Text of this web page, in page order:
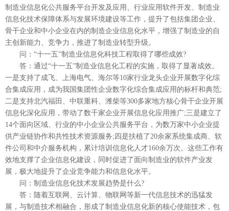
制造业信息化公共服务平台开发及应用、行业应用软件开发、制造业
信息化技术保障体系与发展环境建设等工作，提升了包括集团企业、
骨干企业和中小企业在内的制造企业信息化水平，增强了制造业的自
主创新能力、竞争力，推进了制造业转型升级。
问：“十一五”制造业信息化科技工程取得了哪些成效?
答：通过“十一五”制造业信息化工程的实施，取得了显著成效。
一是支持了成飞、上海电气、海尔等10家行业龙头企业开展数字化综
合集成应用，成为我国集团性企业数字化综合集成应用的标杆和典范;
二是支持北汽福田、中联重科、潍柴等300多家地方核心骨干企业开展
信息化深化应用，带动了数千家企业开展信息化应用推广;三是建立了
14个面向区域、行业的中小企业公共服务平台，为数万家中小企业提
供产业链协作和共性技术资源服务;四是扶植了20余家系统集成商、软
件公司和中介服务机构，累计培训信息化人才160余万次。这些工作有
效地支撑了企业信息化建设，同时促进了面向制造业的软件产业发
展，极大地提升了企业竞争能力和信息化水平。
问：制造业信息化技术发展趋势是什么?
答：随着互联网、云计算、物联网等新一代信息技术的迅猛发
展，与制造技术相融合，形成了制造业信息化新的核心使能技术，包